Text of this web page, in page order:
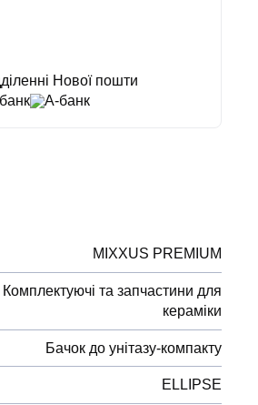
Нової пошти
А-банк
MIXXUS PREMIUM
Комплектуючі та запчастини для
кераміки
Бачок до унітазу-компакту
ELLIPSE